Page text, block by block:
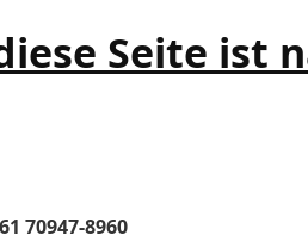
Seite ist
70947-8960